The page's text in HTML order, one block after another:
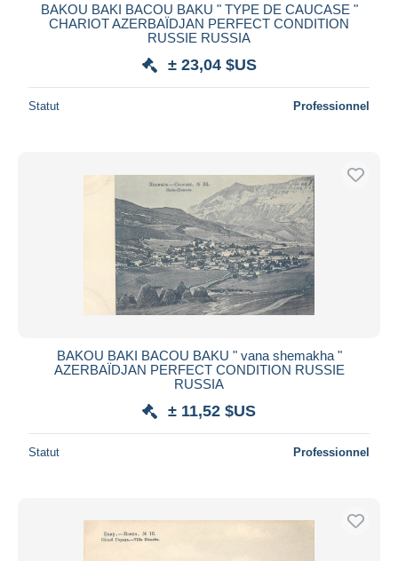
BAKOU BAKI BACOU BAKU " TYPE DE CAUCASE "
CHARIOT AZERBAÏDJAN PERFECT CONDITION
RUSSIE RUSSIA
± 23,04 $US
Statut Professionnel
BAKOU BAKI BACOU BAKU " vana shemakha "
AZERBAÏDJAN PERFECT CONDITION RUSSIE
RUSSIA
± 11,52 $US
Statut Professionnel